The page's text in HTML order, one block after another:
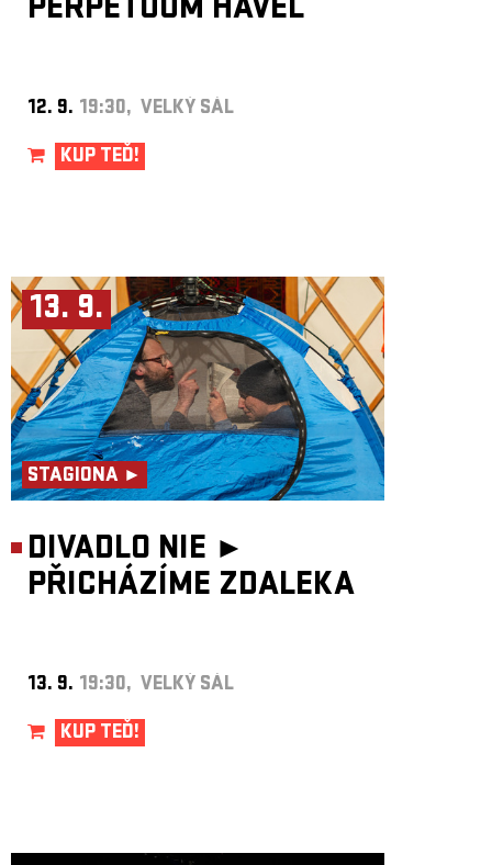
PERPETUUM HAVEL
12. 9. 19:30, VELKÝ SÁL
KUP TEĎ!
13. 9.
STAGIONA ►
DIVADLO NIE ►
PŘICHÁZÍME ZDALEKA
13. 9. 19:30, VELKÝ SÁL
KUP TEĎ!